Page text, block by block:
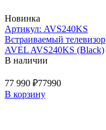
Новинка
Артикул: AVS240KS
Встраиваемый телевизор
AVEL AVS240KS (Black)
В наличии
77 990 ₽77990
В корзину